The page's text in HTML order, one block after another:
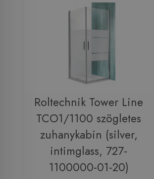
Roltechnik Tower Line
TCO1/1100 szögletes
zuhanykabin (silver,
intimglass, 727-
1100000-01-20)